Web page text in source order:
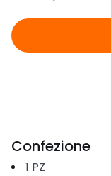
Confezione
1 PZ